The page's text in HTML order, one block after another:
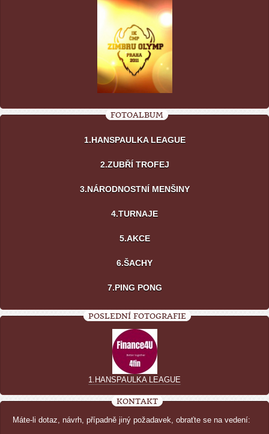
FOTOALBUM
1.HANSPAULKA LEAGUE
2.ZUBŘÍ TROFEJ
3.NÁRODNOSTNÍ MENŠINY
4.TURNAJE
5.AKCE
6.ŠACHY
7.PING PONG
POSLEDNÍ FOTOGRAFIE
1.HANSPAULKA LEAGUE
KONTAKT
Máte-li dotaz, návrh, případně jiný požadavek, obraťte se na vedení: